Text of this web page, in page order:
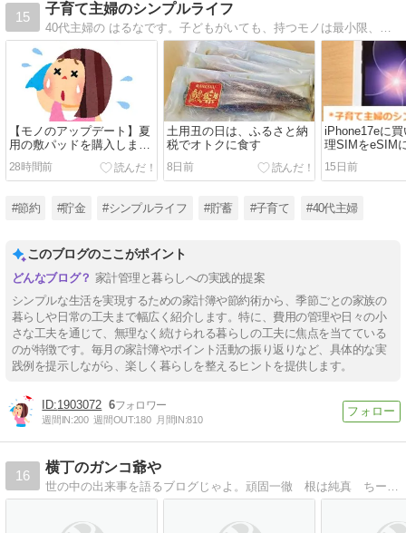
15
子育て主婦のシンプルライフ
40代主婦の はるなです。子どもがいても、持つモノは最小限、ラク家事でシンプルな暮らし。貯蓄に励んでいます。
【モノのアップデート】夏
用の敷パッドを購入しまし
28時間前
土用丑の日は、ふるさと納
税でオトクに食す
8日前
iPhone17eに
理SIMをeSIM
15日前
#節約 #貯金 #シンプルライフ #貯蓄 #子育て #40代主婦
このブログのここがポイント
家計管理と暮らしへの実践的提案
シンプルな生活を実現するための家計簿や節約術から、季節ごとの家族の
暮らしや日常の工夫まで幅広く紹介します。特に、費用の管理や日々の小
さな工夫を通じて、無理なく続けられる暮らしの工夫に焦点を当てている
のが特徴です。毎月の家計簿やポイント活動の振り返りなど、具体的な実
践例を提示しながら、楽しく暮らしを整えるヒントを提供します。
1903072 6
週間IN:200 週間OUT:180 月間IN:810
16
横丁のガンコ爺や
世の中の出来事を語るブログじゃよ。頑固一徹 根は純真 ちーとへそ曲がり。